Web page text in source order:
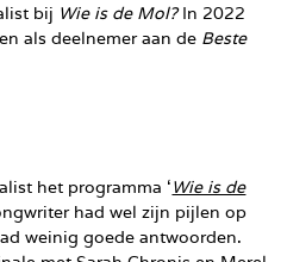
bij Wie is de Mol?In 2022
als deelnemer aan de Beste
het programma ‘Wie is de
had wel zijn pijlen op
weinig goede antwoorden.